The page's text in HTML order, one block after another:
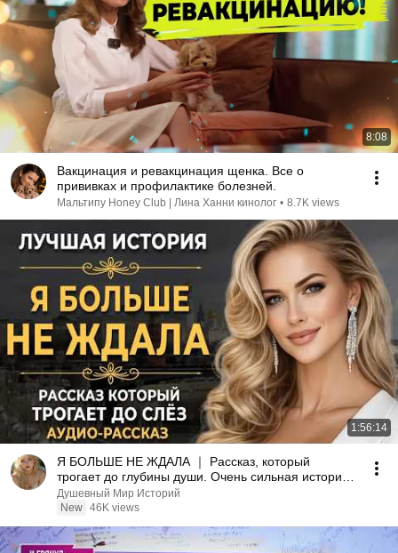
8:08
Вакцинация и ревакцинация щенка. Все о
прививках и профилактике болезней.
Мальтипу Honey Club | Лина Ханни кинолог • 8.7K views
1:56:14
Я БОЛЬШЕ НЕ ЖДАЛА ｜ Рассказ, который
трогает до глубины души. Очень сильная история
｜ Аудио рассказ
Душевный Мир Историй
New 46K views